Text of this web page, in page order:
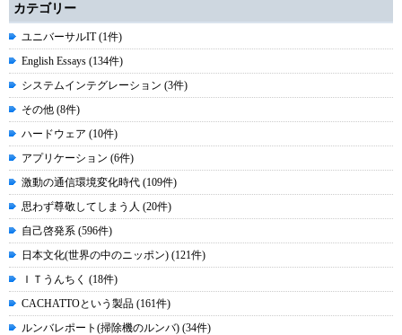
カテゴリー
ユニバーサルIT (1件)
English Essays (134件)
システムインテグレーション (3件)
その他 (8件)
ハードウェア (10件)
アプリケーション (6件)
激動の通信環境変化時代 (109件)
思わず尊敬してしまう人 (20件)
自己啓発系 (596件)
日本文化(世界の中のニッポン) (121件)
ＩＴうんちく (18件)
CACHATTOという製品 (161件)
ルンバレポート(掃除機のルンバ) (34件)